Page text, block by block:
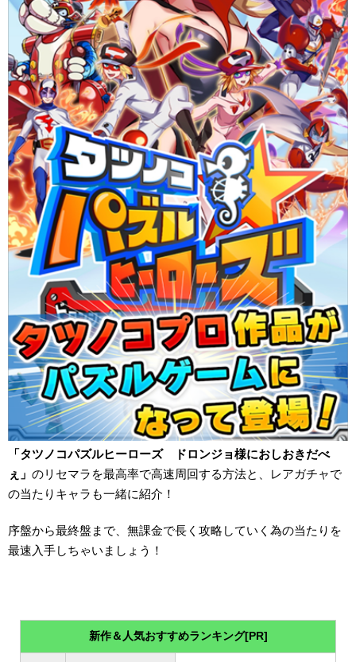
「タツノコパズルヒーローズ ドロンジョ様におしおきだべ
ぇ」 のリセマラを最高率で高速周回する方法と、レアガチャで
の当たりキャラも一緒に紹介！
序盤から最終盤まで、無課金で長く攻略していく為の当たりを
最速入手しちゃいましょう！
新作＆人気おすすめランキング[PR]